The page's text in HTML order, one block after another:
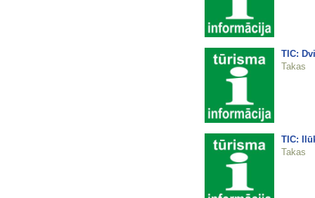
TIC:
Takas
TIC:
Takas